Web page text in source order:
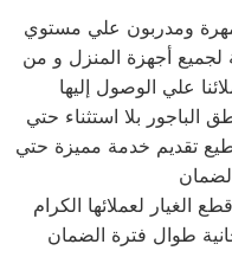
مهرة ومدربون علي مستوي
لجميع أجهزة المنزل و من
علي الوصول إليها
بلا استثناء حتي
تقديم خدمة مميزة حتي
الغيار لعملائها الكرام
طوال فترة الضمان